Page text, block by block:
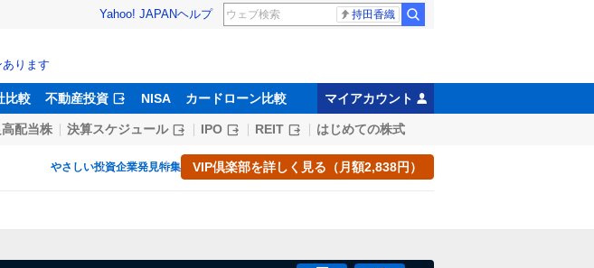
Yahoo! JAPANヘルプ 持田香織
あります
比較 不動産投資 NISA カードローン比較 マイアカウント
配当株 決算スケジュール IPO REIT はじめての株式
やさしい投資企業発見特集 VIP倶楽部を詳しく見る（月額2,838円）